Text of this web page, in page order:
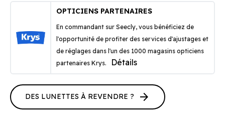
OPTICIENS PARTENAIRES
En commandant sur Seecly, vous bénéficiez de
l'opportunité de profiter des services d'ajustages et
de réglages dans l'un des 1000 magasins opticiens
partenaires Krys.
Détails
DES LUNETTES À REVENDRE ? arrow_forward